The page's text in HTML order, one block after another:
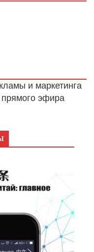
и маркетинга
эфира